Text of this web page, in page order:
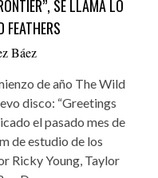
SE LLAMA LO
FEATHERS
Báez
de año The Wild
disco: “Greetings
el pasado mes de
de estudio de los
Ricky Young, Taylor